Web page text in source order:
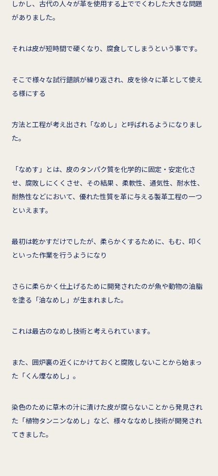
しかし、古代の人々が革を使用する上ででくわした大きな問題
がありました。
それは皮が短時間で硬くなり、腐食してしまうという事です。
そこで様々な試行錯誤が繰り返され、皮を徐々に革として使え
る様にする
方法と工程が考え出され「なめし」と呼ばれるようになりまし
た。
「なめす」とは、皮のタンパク質を化学的に固定・安定化さ
せ、腐敗しにくくさせ、その結果 、柔軟性、通気性、耐水性、
耐熱性などにおいて、優れた性質を革に与える製革工程の一つ
といえます。
最初は乾かすだけでしたが、柔らかくするために、もむ、叩く
といった作業を行うようになり
さらに柔らかく仕上げるために開発されたのが魚や動物の油脂
を塗る「油なめし」が生まれました。
これは最古のなめし技術と考えられています。
また、囲炉裏の近くにかけておくと腐敗しないことから始まっ
た「くん煙なめし」。
染色のために草木の汁に漬けた皮が腐らないことから発見され
た「植物タンニンなめし」など、様々ななめし技術が開発され
てきました。